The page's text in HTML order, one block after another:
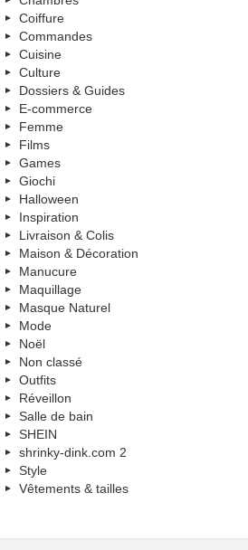
Coiffure
Commandes
Cuisine
Culture
Dossiers & Guides
E-commerce
Femme
Films
Games
Giochi
Halloween
Inspiration
Livraison & Colis
Maison & Décoration
Manucure
Maquillage
Masque Naturel
Mode
Noël
Non classé
Outfits
Réveillon
Salle de bain
SHEIN
shrinky-dink.com 2
Style
Vêtements & tailles